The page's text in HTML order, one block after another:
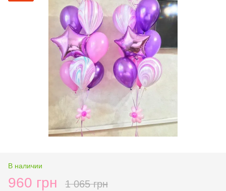
В наличии
960 грн 1 065 грн